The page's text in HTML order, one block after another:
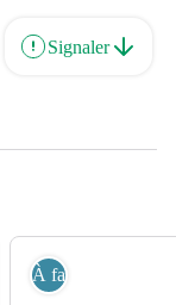
Signaler
À faire